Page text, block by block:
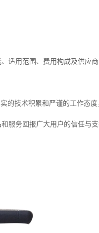
适用范围、费用构成及供应
的技术积累和严谨的工作态度
服务回报广大用户的信任与支